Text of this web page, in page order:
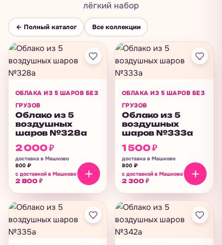
лёгкий набор
← Полный каталог Все коллекции
ОБЛАКА ИЗ 5 ШАРОВ БЕЗ
ГРУЗОВ
Облако из 5
воздушных
шаров №328а
2 000₽
доставка в Машково
800 ₽
с доставкой в Машково
2 800 ₽
ОБЛАКА ИЗ 5 ШАРОВ БЕЗ
ГРУЗОВ
Облако из 5
воздушных
шаров №333а
1 500₽
доставка в Машково
800 ₽
с доставкой в Машково
2 300 ₽